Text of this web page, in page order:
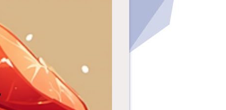
昆虫这类奇...
阅见美好·一席一季
——在书香中喝懂广
州的四季。“阅见四